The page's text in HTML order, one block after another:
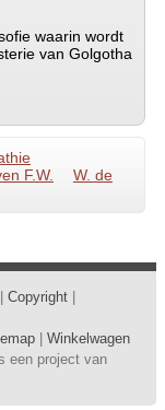
waarin wordt
van Golgotha
F.W.
W. de
Copyright
Winkelwagen
een project van